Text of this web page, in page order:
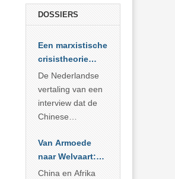
DOSSIERS
Een marxistische
crisistheorie
voor vandaag
De Nederlandse
vertaling van een
interview dat de
Chinese
Sociale
Wetenschappen
afnam van de
Van Armoede
naar Welvaart:
Wat Afrika kan
China en Afrika